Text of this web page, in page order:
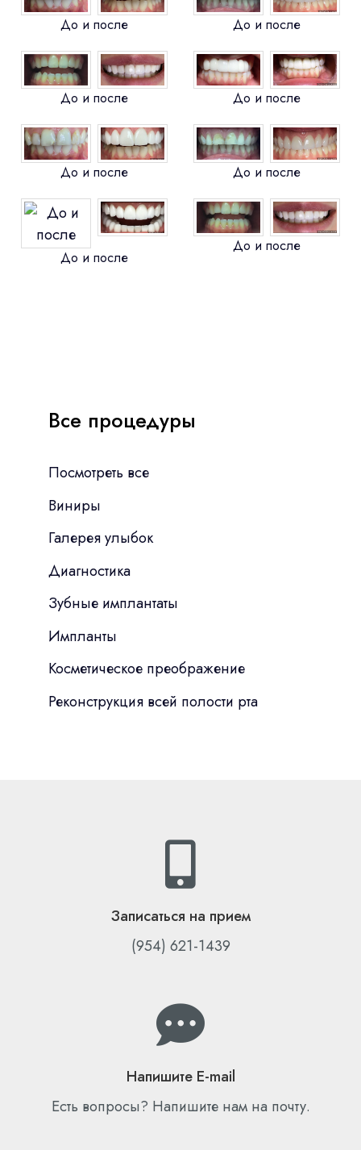
До и после До и после
До и после До и после
До и после До и после
До и после
До и после
Все процедуры
Посмотреть все
Виниры
Галерея улыбок
Диагностика
Зубные имплантаты
Импланты
Косметическое преображение
Реконструкция всей полости рта
Записаться на прием
(954) 621-1439
Напишите E-mail
Есть вопросы? Напишите нам на почту.